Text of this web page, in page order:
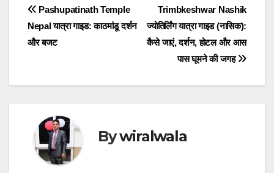
Post
navigation
Trimbkeshwar Nashik
ज्योतिर्लिंग यात्रा गाइड (नासिक):
कैसे जाएं, दर्शन, होटल और आस
पास घूमने की जगह
Pashupatinath Temple
Nepal यात्रा गाइड: काठमांडू दर्शन
और बजट
Bywiralwala